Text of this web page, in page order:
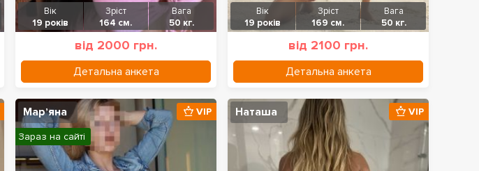
Вік
19 років
Зріст
164 см.
Вага
50 кг.
від 2000 грн.
Детальна анкета
Вік
19 років
Зріст
169 см.
Вага
50 кг.
від 2100 грн.
Детальна анкета
Марʼяна VIP
Зараз на сайті
Наташа VIP